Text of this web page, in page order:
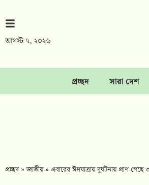
আগস্ট ৭, ২০২৬
প্রচ্ছদ সারা দেশ
প্রচ্ছদ»জাতীয়»এবারের ঈদযাত্রায় দুর্ঘটনায় প্রাণ